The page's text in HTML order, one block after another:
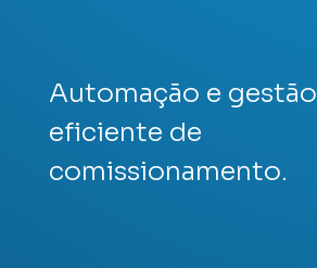
Automação e gestão
eficiente de
comissionamento.